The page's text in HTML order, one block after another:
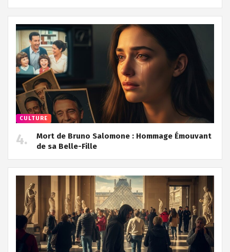
CULTURE
Mort de Bruno Salomone : Hommage Émouvant
de sa Belle-Fille